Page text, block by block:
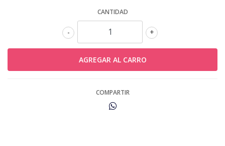
CANTIDAD
+
-
COMPARTIR